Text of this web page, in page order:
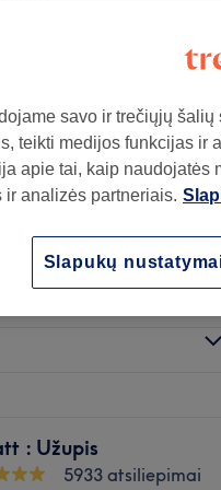
nuo
nuo
nuo
: Užupis
5933 atsiliepimai
savo ir trečiųjų
teikti medijos funkcijas ir
apie tai, kaip naudojatės
ir analizės partneriais.
Slapukų